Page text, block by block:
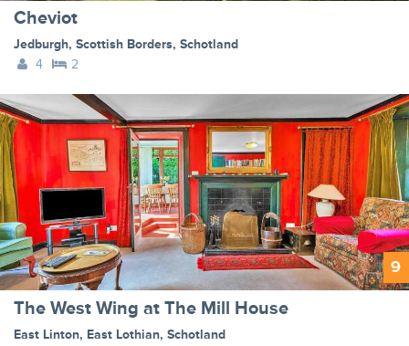
Cheviot
Jedburgh, Scottish Borders, Schotland
4
2
9
The West Wing at The Mill House
East Linton, East Lothian, Schotland